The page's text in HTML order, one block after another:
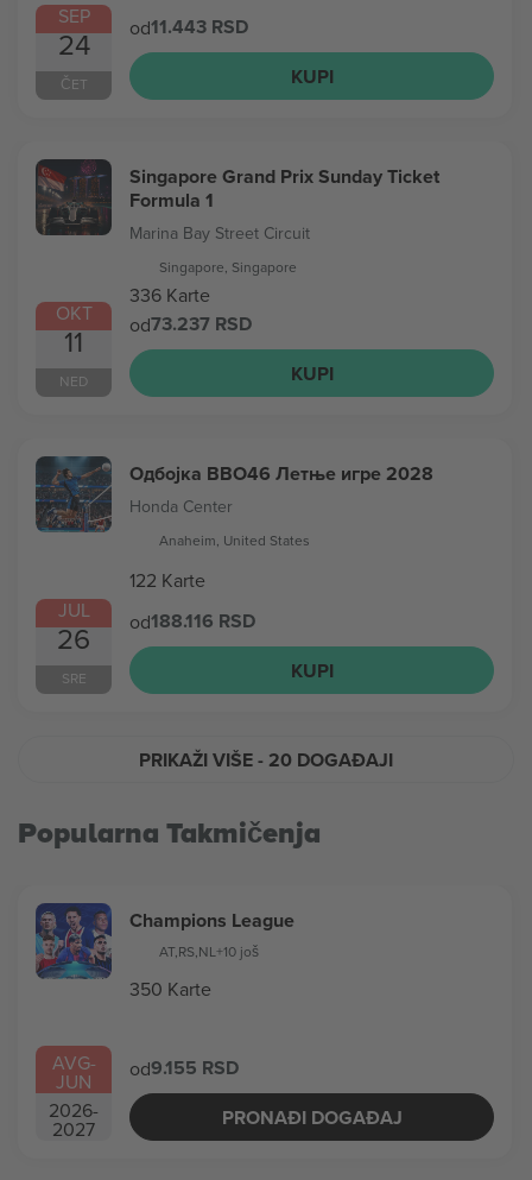
SEP
24
ČET
od11.443 RSD
KUPI
OKT
11
NED
Singapore Grand Prix Sunday Ticket
Formula 1
Marina Bay Street Circuit
Singapore, Singapore
336 Karte
od73.237 RSD
KUPI
JUL
26
SRE
Одбојка ВВО46 Летње игре 2028
Honda Center
Anaheim, United States
122 Karte
od188.116 RSD
KUPI
PRIKAŽI VIŠE- 20 DOGAĐAJI
Popularna Takmičenja
AVG-
JUN
2026-
2027
Champions League
AT,RS,NL+10 još
350 Karte
od9.155 RSD
PRONAĐI DOGAĐAJ